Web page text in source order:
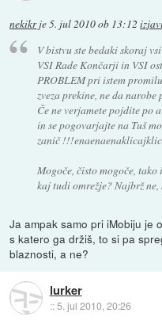
nekikrje5. jul 2010 ob 13:12
V bistvu ste bedaki skoraj
VSI Rade Končarji in VSI
PROBLEM pri istem
zveza prekine, ne da
Če ne verjamete pojdite po
in se pogovarjajte na Tuš
zanič
Mogoče, čisto mogoče, tako
kaj tudi omrežje? Najbrž
Ja ampak samo pri iMobiju je
s katero ga držiš, to si pa
blaznosti, a ne?
lurker
::5. jul 2010, 20:26